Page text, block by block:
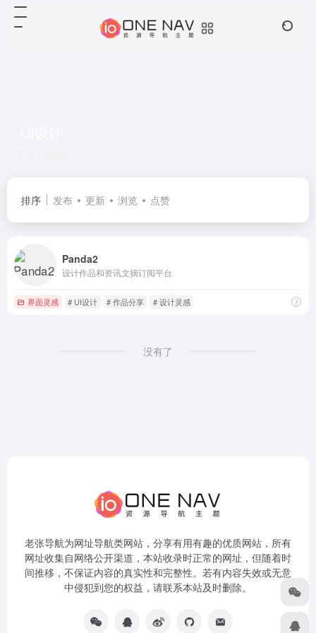
排序 发布 更新 浏览 点赞
Panda2
设计作品和资讯文摘订阅平台
界面灵感 # UI设计 # 作品分享 # 设计灵感
没有了
老张导航为网址导航类网站，分享有用有趣的优质网站，所有
网址收集自网络公开渠道，本站收录时正常的网址，但随着时
间推移，不保证内容的真实性和完整性。若有内容失效或无意
中侵犯到您的权益，请联系本站及时删除。